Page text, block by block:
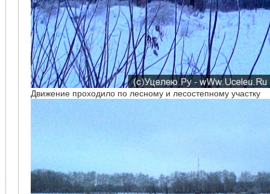
Движение проходило по лесному и лесостепному участку